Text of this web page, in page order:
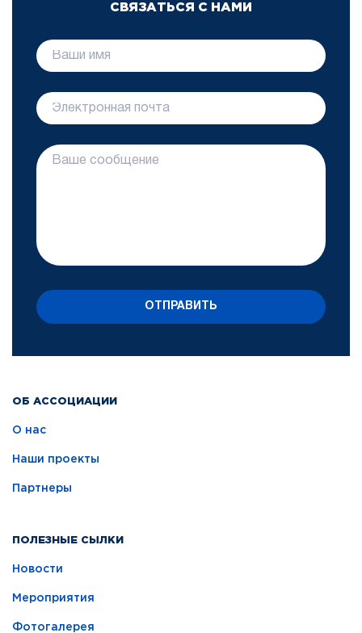
ОБ АССОЦИАЦИИ
О нас
Наши проекты
Партнеры
ПОЛЕЗНЫЕ СЫЛКИ
Новости
Мероприятия
Фотогалерея
СВЯЗАТЬСЯ С НАМИ
ОТПРАВИТЬ